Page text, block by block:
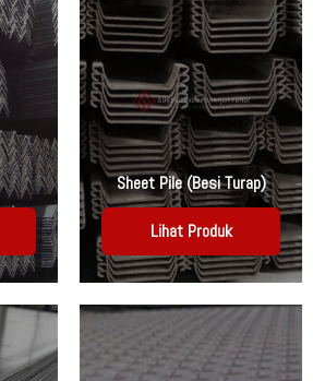
Sheet Pile (Besi Turap)
Lihat Produk